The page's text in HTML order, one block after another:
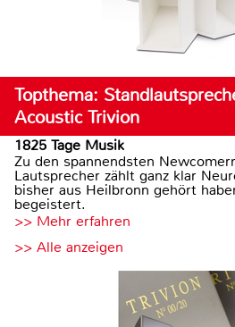
Topthema:
Acoustic Trivion
1825 Tage Musik
Zu den spannendsten
Lautsprecher zählt ganz klar
bisher aus Heilbronn gehört
begeistert.
>> Mehr erfahren
>> Alle anzeigen